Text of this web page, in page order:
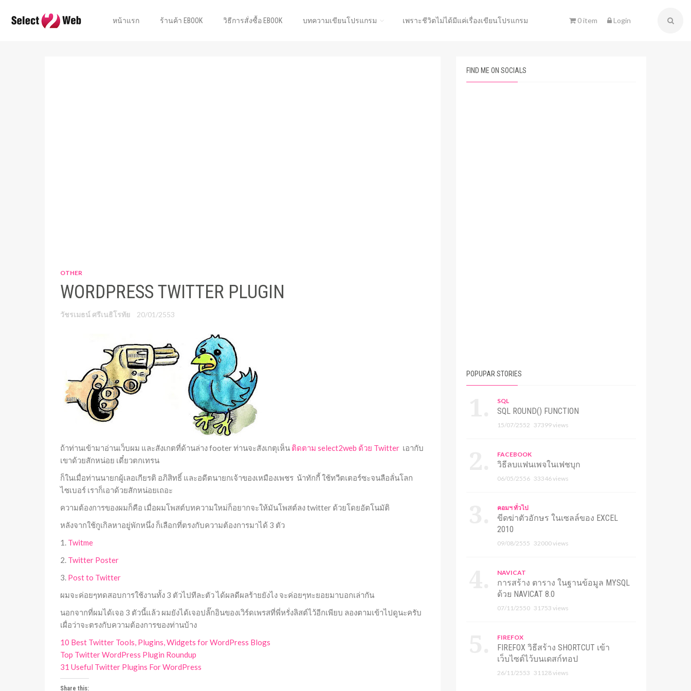
0 item Login
หน้าแรก ร้านค้า EBOOK วิธีการสั่งซื้อ EBOOK บทความเขียนโปรแกรม เพราะชีวิตไม่ได้มีแค่เรื่องเขียนโปรแกรม
OTHER
WORDPRESS TWITTER PLUGIN
วัชรเมธน์ ศรีเนธิโรทัย 20/01/2553
ถ้าท่านเข้ามาอ่านเว็บผม และสังเกตที่ด้านล่าง footer ท่านจะสังเกตุเห็น ติดตาม select2web ด้วย Twitter เอากับ
เขาด้วยสักหน่อย เดี๋ยวตกเทรน
ก็ในเมื่อท่านนายกผู้เลอเกียรติ อภิสิทธิ์ และอดีตนายกเจ้าของเหมืองเพชร น้าทักกี้ ใช้ทวีตเตอร์ซะจนลือลั่นโลก
ไซเบอร์ เราก็เอาด้วยสักหน่อยเถอะ
ความต้องการของผมก็คือ เมื่อผมโพสต์บทความใหม่ก็อยากจะให้มันโพสต์ลง twitter ด้วยโดยอัตโนมัติ
หลังจากใช้กูเกิลหาอยู่พักหนึ่ง ก็เลือกที่ตรงกับความต้องการมาได้ 3 ตัว
1. Twitme
2. Twitter Poster
3. Post to Twitter
ผมจะค่อยๆทดสอบการใช้งานทั้ง 3 ตัวไปทีละตัว ได้ผลดีผลร้ายยังไง จะค่อยๆทะยอยมาบอกเล่ากัน
นอกจากที่ผมได้เจอ 3 ตัวนี้แล้ว ผมยังได้เจอปลั๊กอินของเวิร์ดเพรสที่พี่หรั่งลิสต์ไว้อีกเพียบ ลองตามเข้าไปดูนะครับ
เผื่อว่าจะตรงกับความต้องการของท่านบ้าง
10 Best Twitter Tools, Plugins, Widgets for WordPress Blogs
Top Twitter WordPress Plugin Roundup
31 Useful Twitter Plugins For WordPress
Share this:
FIND ME ON SOCIALS
POPUPAR STORIES
SQL
SQL ROUND() FUNCTION
15/07/2552 37399 views
FACEBOOK
วิธีลบแฟนเพจในเฟชบุก
06/05/2556 33346 views
คอมฯ ทั่วไป
ขีดฆ่าตัวอักษร ในเซลล์ของ EXCEL
2010
09/08/2555 32000 views
NAVICAT
การสร้าง ตาราง ในฐานข้อมูล MYSQL
ด้วย NAVICAT 8.0
07/11/2550 31753 views
FIREFOX
FIREFOX วิธีสร้าง SHORTCUT เข้า
เว็บไซต์ไว้บนเดสก์ทอป
26/11/2553 31128 views